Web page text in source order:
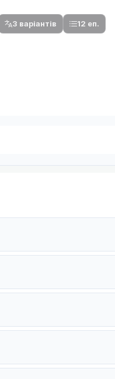
3 варіантів 12 еп.